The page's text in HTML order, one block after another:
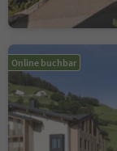
Online buchbar